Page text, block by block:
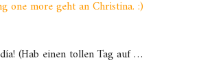
one more geht an Christina. :)
(Hab einen tollen Tag auf …